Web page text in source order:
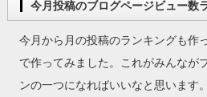
今月投稿のブログページビュー数
今月から月の投稿のランキングも作
で作ってみました。これがみんなが
ンの一つになればいいなと思います。